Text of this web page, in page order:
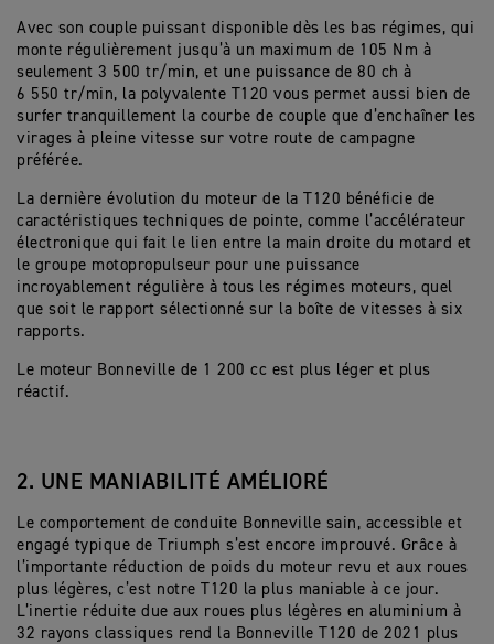
Avec son couple puissant disponible dès les bas régimes, qui
monte régulièrement jusqu’à un maximum de 105 Nm à
seulement 3 500 tr/min, et une puissance de 80 ch à
6 550 tr/min, la polyvalente T120 vous permet aussi bien de
surfer tranquillement la courbe de couple que d’enchaîner les
virages à pleine vitesse sur votre route de campagne
préférée.
La dernière évolution du moteur de la T120 bénéficie de
caractéristiques techniques de pointe, comme l’accélérateur
électronique qui fait le lien entre la main droite du motard et
le groupe motopropulseur pour une puissance
incroyablement régulière à tous les régimes moteurs, quel
que soit le rapport sélectionné sur la boîte de vitesses à six
rapports.
Le moteur Bonneville de 1 200 cc est plus léger et plus
réactif.
2. UNE MANIABILITÉ AMÉLIORÉ
Le comportement de conduite Bonneville sain, accessible et
engagé typique de Triumph s’est encore improuvé. Grâce à
l’importante réduction de poids du moteur revu et aux roues
plus légères, c’est notre T120 la plus maniable à ce jour.
L’inertie réduite due aux roues plus légères en aluminium à
32 rayons classiques rend la Bonneville T120 de 2021 plus